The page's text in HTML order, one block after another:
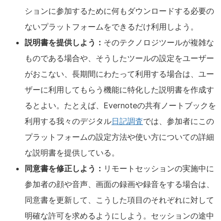
ションに参加するために何もダウンロードする必要の
ないプラットフォームをできるだけ利用しよう。
説明書を提供しよう： そのテクノロジツールが複雑な
ものである場合や、そうしたツールの設定をユーザー
がおこない、長期間にわたって利用する場合は、ユー
ザーに利用してもらう機能に特化した説明書を作成す
るとよい。たとえば、Evernoteの共有ノートブックを
利用する我々のデジタル日記調査では、参加者にこの
プラットフォームの設定方法や使い方についての詳細
な説明書を提供している。
同意書を修正しよう： リモートセッションの実施中に
参加者の顔や音声、画面の録画や録音をする場合は、
同意書を更新して、こうした項目のそれぞれに対して
明確な許可を求めるようにしよう。セッションの途中